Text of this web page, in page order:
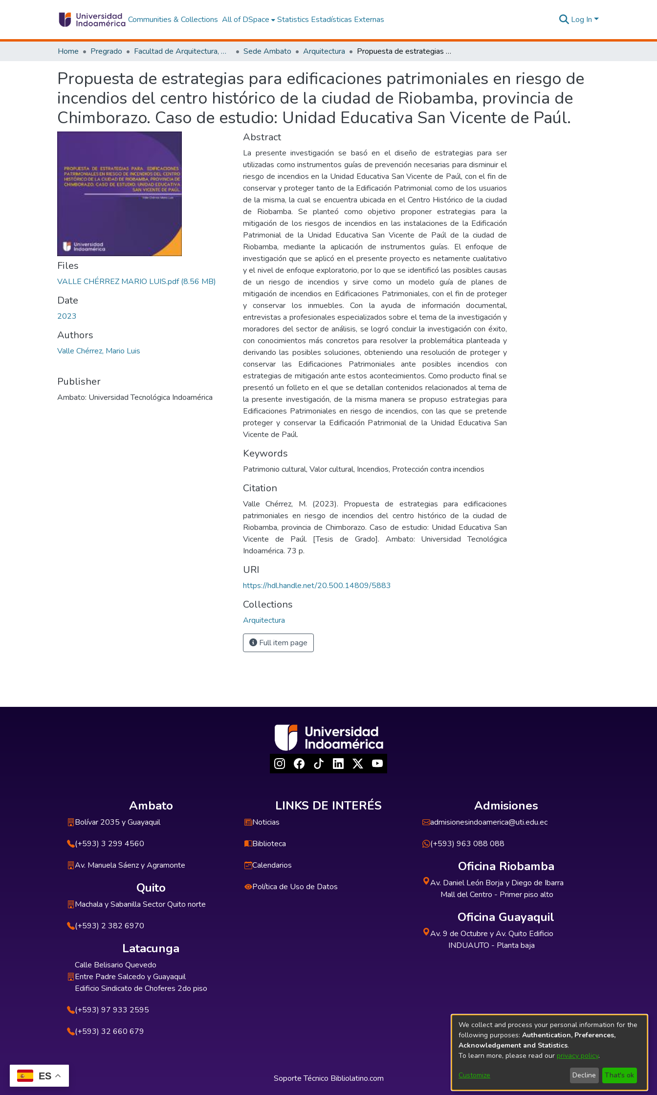
ES
Communities & Collections All of DSpace Statistics Estadísticas Externas Log In
Home Pregrado Facultad de Arquitectura, Artes y Diseño Sede Ambato Arquitectura Propuesta de estrategias para edificaciones patrimoniales en riesgo de incendios del centro histórico de la ciudad de Riobamba, provincia de Chimborazo. Caso de estudio: Unidad Educativa San Vicente de Paúl.
Propuesta de estrategias para edificaciones patrimoniales en riesgo de
incendios del centro histórico de la ciudad de Riobamba, provincia de
Chimborazo. Caso de estudio: Unidad Educativa San Vicente de Paúl.
Files
VALLE CHÉRREZ MARIO LUIS.pdf(8.56 MB)
Date
2023
Authors
Valle Chérrez, Mario Luis
Publisher
Ambato: Universidad Tecnológica Indoamérica
Abstract
La presente investigación se basó en el diseño de estrategias para ser
utilizadas como instrumentos guías de prevención necesarias para disminuir el
riesgo de incendios en la Unidad Educativa San Vicente de Paúl, con el fin de
conservar y proteger tanto de la Edificación Patrimonial como de los usuarios
de la misma, la cual se encuentra ubicada en el Centro Histórico de la ciudad
de Riobamba. Se planteó como objetivo proponer estrategias para la
mitigación de los riesgos de incendios en las instalaciones de la Edificación
Patrimonial de la Unidad Educativa San Vicente de Paúl de la ciudad de
Riobamba, mediante la aplicación de instrumentos guías. El enfoque de
investigación que se aplicó en el presente proyecto es netamente cualitativo
y el nivel de enfoque exploratorio, por lo que se identificó las posibles causas
de un riesgo de incendios y sirve como un modelo guía de planes de
mitigación de incendios en Edificaciones Patrimoniales, con el fin de proteger
y conservar los inmuebles. Con la ayuda de información documental,
entrevistas a profesionales especializados sobre el tema de la investigación y
moradores del sector de análisis, se logró concluir la investigación con éxito,
con conocimientos más concretos para resolver la problemática planteada y
derivando las posibles soluciones, obteniendo una resolución de proteger y
conservar las Edificaciones Patrimoniales ante posibles incendios con
estrategias de mitigación ante estos acontecimientos. Como producto final se
presentó un folleto en el que se detallan contenidos relacionados al tema de
la presente investigación, de la misma manera se propuso estrategias para
Edificaciones Patrimoniales en riesgo de incendios, con las que se pretende
proteger y conservar la Edificación Patrimonial de la Unidad Educativa San
Vicente de Paúl.
Keywords
Patrimonio cultural, Valor cultural, Incendios, Protección contra incendios
Citation
Valle Chérrez, M. (2023). Propuesta de estrategias para edificaciones
patrimoniales en riesgo de incendios del centro histórico de la ciudad de
Riobamba, provincia de Chimborazo. Caso de estudio: Unidad Educativa San
Vicente de Paúl. [Tesis de Grado]. Ambato: Universidad Tecnológica
Indoamérica. 73 p.
URI
https://hdl.handle.net/20.500.14809/5883
Collections
Arquitectura
Full item page
Ambato
Bolívar 2035 y Guayaquil
(+593) 3 299 4560
Av. Manuela Sáenz y Agramonte
Quito
Machala y Sabanilla Sector Quito norte
(+593) 2 382 6970
Latacunga
Calle Belisario Quevedo
Entre Padre Salcedo y Guayaquil
Edificio Sindicato de Choferes 2do piso
(+593) 97 933 2595
(+593) 32 660 679
LINKS DE INTERÉS
Noticias
Biblioteca
Calendarios
Política de Uso de Datos
Admisiones
admisionesindoamerica@uti.edu.ec
(+593) 963 088 088
Oficina Riobamba
Av. Daniel León Borja y Diego de Ibarra
Mall del Centro - Primer piso alto
Oficina Guayaquil
Av. 9 de Octubre y Av. Quito Edificio
INDUAUTO - Planta baja
Soporte Técnico Bibliolatino.com
We collect and process your personal information for the
following purposes: Authentication, Preferences,
Acknowledgement and Statistics.
To learn more, please read our privacy policy.
Customize Decline That's ok